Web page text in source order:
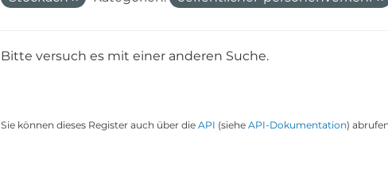
Bitte versuch es mit einer anderen Suche.
Sie können dieses Register auch über die API (siehe API-Dokumentation)